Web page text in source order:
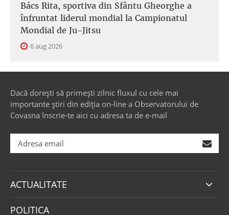
Bács Rita, sportiva din Sfântu Gheorghe a
înfruntat liderul mondial la Campionatul
Mondial de Ju-Jitsu
6 aug 2026
Dacă dorești să primești zilnic fluxul cu cele mai
importante știri din ediția on-line a Observatorului de
Covasna înscrie-te aici cu adresa ta de e-mail
ACTUALITATE
POLITICA